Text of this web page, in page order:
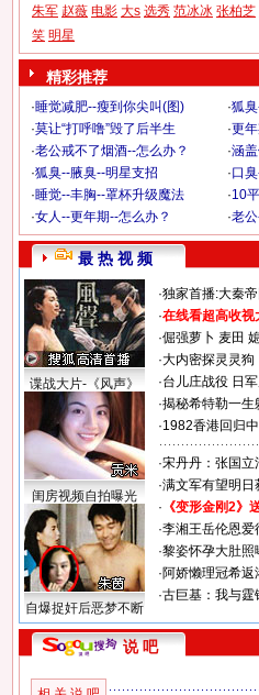
朱军 赵薇 电影 大s 选秀 范冰冰 张柏芝
笑 明星
精彩推荐
·睡觉减肥--瘦到你尖叫(图) ·狐
·莫让“打呼噜”毁了后半生 ·更
·老公戒不了烟酒--怎么办？ ·涵
·狐臭--腋臭--明星支招 ·口
·睡觉--丰胸--罩杯升级魔法 ·10
·女人--更年期--怎么办？ ·老
最 热 视 频
谍战大片-《风声》
闺房视频自拍曝光
自爆捉奸后恶梦不断
·独家首播:大秦帝
·在线看超高收视
·倔强萝卜 麦田
·大内密探灵灵狗
·台儿庄战役 日
·揭秘希特勒一生
·1982香港回归
·宋丹丹：张国立
·满文军有望明日
· 《变形金刚2》
·李湘王岳伦恩爱
·黎姿怀孕大肚
·阿娇懒理冠希返
·古巨基：我与霆
说 吧